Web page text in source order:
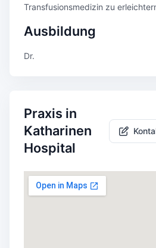
Transfusionsmedizin zu
Ausbildung
Dr.
Praxis in
Katharinen
Hospital